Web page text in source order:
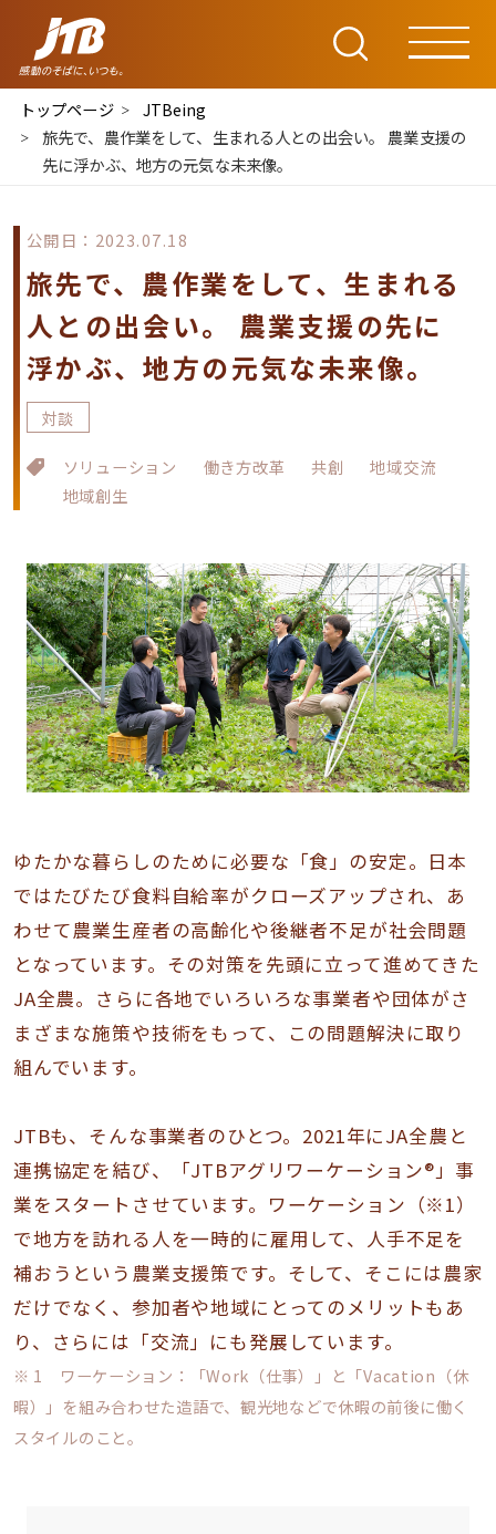
トップページ
JTBeing
旅先で、農作業をして、生まれる人との出会い。 農業支援の
先に浮かぶ、地方の元気な未来像。
公開日：2023.07.18
旅先で、農作業をして、生まれる
人との出会い。 農業支援の先に
浮かぶ、地方の元気な未来像。
対談
ソリューション 働き方改革 共創
地域交流
地域創生
ゆたかな暮らしのために必要な「食」の安定。日本
ではたびたび食料自給率がクローズアップされ、あ
わせて農業生産者の高齢化や後継者不足が社会問題
となっています。その対策を先頭に立って進めてきた
JA全農。さらに各地でいろいろな事業者や団体がさ
まざまな施策や技術をもって、この問題解決に取り
組んでいます。
JTBも、そんな事業者のひとつ。2021年にJA全農と
連携協定を結び、「JTBアグリワーケーション®」事
業をスタートさせています。ワーケーション（※1）
で地方を訪れる人を一時的に雇用して、人手不足を
補おうという農業支援策です。そして、そこには農家
だけでなく、参加者や地域にとってのメリットもあ
り、さらには「交流」にも発展しています。
※ 1 ワーケーション：「Work（仕事）」と「Vacation（休
暇）」を組み合わせた造語で、観光地などで休暇の前後に働く
スタイルのこと。